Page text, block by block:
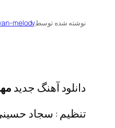
نوشته شده توسطmelody
دانلود آهنگ جدید
تنظیم : سجاد